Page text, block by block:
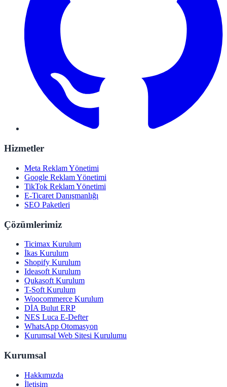
Hizmetler
Meta Reklam Yönetimi
Google Reklam Yönetimi
TikTok Reklam Yönetimi
E-Ticaret Danışmanlığı
SEO Paketleri
Çözümlerimiz
Ticimax Kurulum
İkas Kurulum
Shopify Kurulum
Ideasoft Kurulum
Qukasoft Kurulum
T-Soft Kurulum
Woocommerce Kurulum
DİA Bulut ERP
NES Luca E-Defter
WhatsApp Otomasyon
Kurumsal Web Sitesi Kurulumu
Kurumsal
Hakkımızda
İletişim